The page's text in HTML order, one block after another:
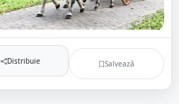
Distribuie Salvează